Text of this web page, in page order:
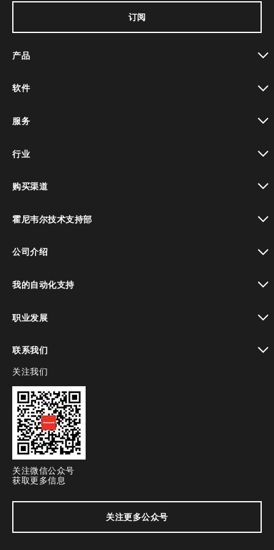
订阅
产品
软件
服务
行业
购买渠道
霍尼韦尔技术支持部
公司介绍
我的自动化支持
职业发展
联系我们
toggle view
关注我们
关注微信公众号
获取更多信息
关注更多公众号